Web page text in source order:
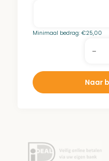
Minimaal bedrag:€25,00
-
Park
Naar